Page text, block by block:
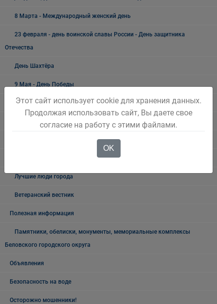
8 Марта - Международный женский день
23 февраля - день воинской славы России - День защитника
Отечества
День Шахтёра
9 Мая - День Победы
19 мая - День пионерии
Лучшие люди города
Ветеранский вестник
Полезная информация
Памятники, обелиски, монументы, мемориальные комплексы
Беловского городского округа
Объявления
Безопасность на воде
Осторожно мошенники!
Этот сайт использует cookie для хранения данных.
Продолжая использовать сайт, Вы даете свое
согласие на работу с этими файлами.
OK